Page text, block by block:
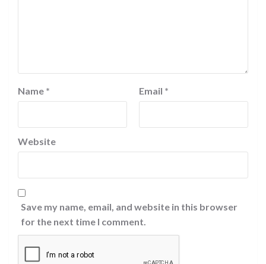
Name * Email *
Website
Save my name, email, and website in this browser
for the next time I comment.